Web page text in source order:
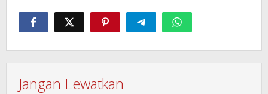
Jangan Lewatkan